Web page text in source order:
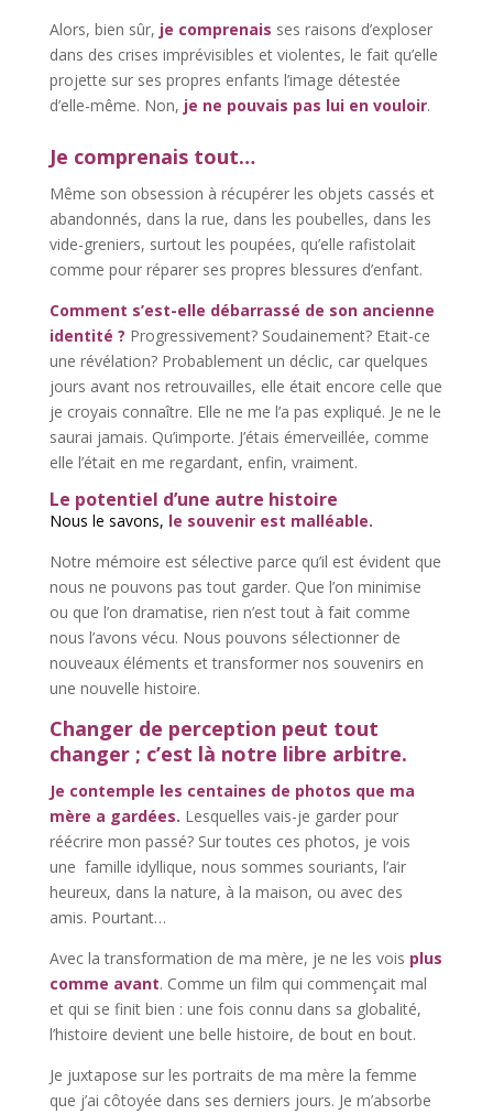
Alors, bien sûr, je comprenais ses raisons d’exploser
dans des crises imprévisibles et violentes, le fait qu’elle
projette sur ses propres enfants l’image détestée
d’elle-même. Non, je ne pouvais pas lui en vouloir.
Je comprenais tout…
Même son obsession à récupérer les objets cassés et
abandonnés, dans la rue, dans les poubelles, dans les
vide-greniers, surtout les poupées, qu’elle rafistolait
comme pour réparer ses propres blessures d’enfant.
Comment s’est-elle débarrassé de son ancienne
identité ? Progressivement? Soudainement? Etait-ce
une révélation? Probablement un déclic, car quelques
jours avant nos retrouvailles, elle était encore celle que
je croyais connaître. Elle ne me l’a pas expliqué. Je ne le
saurai jamais. Qu’importe. J’étais émerveillée, comme
elle l’était en me regardant, enfin, vraiment.
Le potentiel d’une autre histoire
Nous le savons, le souvenir est malléable.
Notre mémoire est sélective parce qu’il est évident que
nous ne pouvons pas tout garder. Que l’on minimise
ou que l’on dramatise, rien n’est tout à fait comme
nous l’avons vécu. Nous pouvons sélectionner de
nouveaux éléments et transformer nos souvenirs en
une nouvelle histoire.
Changer de perception peut tout
changer ; c’est là notre libre arbitre.
Je contemple les centaines de photos que ma
mère a gardées. Lesquelles vais-je garder pour
réécrire mon passé? Sur toutes ces photos, je vois
une famille idyllique, nous sommes souriants, l’air
heureux, dans la nature, à la maison, ou avec des
amis. Pourtant…
Avec la transformation de ma mère, je ne les vois plus
comme avant. Comme un film qui commençait mal
et qui se finit bien : une fois connu dans sa globalité,
l’histoire devient une belle histoire, de bout en bout.
Je juxtapose sur les portraits de ma mère la femme
que j’ai côtoyée dans ses derniers jours. Je m’absorbe